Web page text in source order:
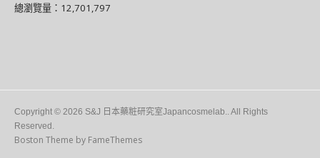
總瀏覽量：12,701,797
Copyright © 2026 S&J 日本藥粧研究室Japancosmelab.. All Rights
Reserved.
Boston Theme by FameThemes